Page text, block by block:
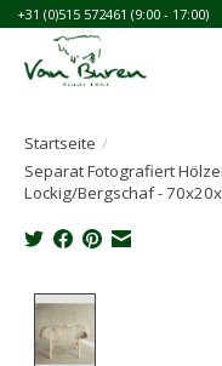
+31 (0)515 572461 (9:00 - 17:00)
Startseite /
Separat Fotografiert
Lockig/Bergschaf -